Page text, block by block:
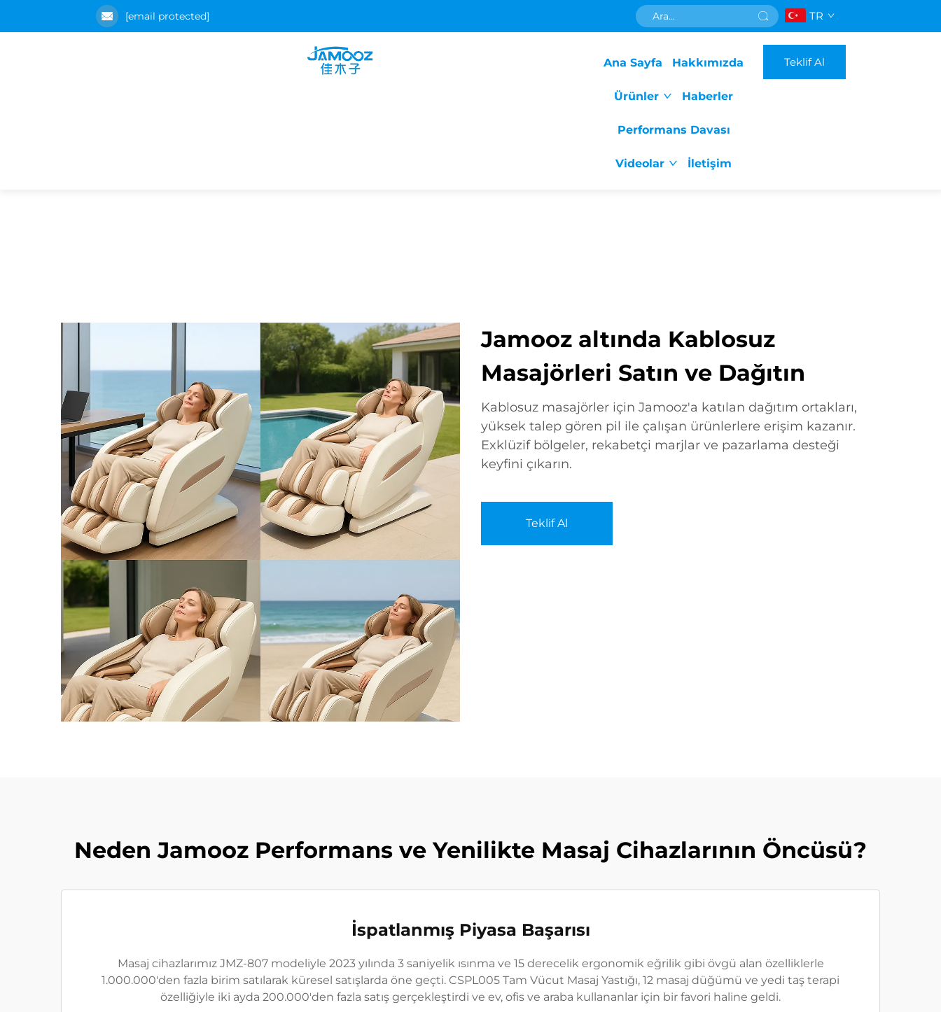
[email protected] TR
Ana Sayfa Hakkımızda
Ürünler Haberler
Performans Davası
Videolar İletişim
Teklif Al
Jamooz altında Kablosuz
Masajörleri Satın ve Dağıtın
Kablosuz masajörler için Jamooz'a katılan dağıtım ortakları,
yüksek talep gören pil ile çalışan ürünlerlere erişim kazanır.
Exklüzif bölgeler, rekabetçi marjlar ve pazarlama desteği
keyfini çıkarın.
Teklif Al
Neden Jamooz Performans ve Yenilikte Masaj Cihazlarının Öncüsü?
İspatlanmış Piyasa Başarısı
Masaj cihazlarımız JMZ-807 modeliyle 2023 yılında 3 saniyelik ısınma ve 15 derecelik ergonomik eğrilik gibi övgü alan özelliklerle
1.000.000'den fazla birim satılarak küresel satışlarda öne geçti. CSPL005 Tam Vücut Masaj Yastığı, 12 masaj düğümü ve yedi taş terapi
özelliğiyle iki ayda 200.000'den fazla satış gerçekleştirdi ve ev, ofis ve araba kullananlar için bir favori haline geldi.